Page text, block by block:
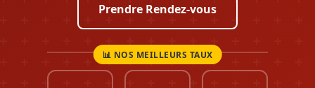
Prendre Rendez-vous